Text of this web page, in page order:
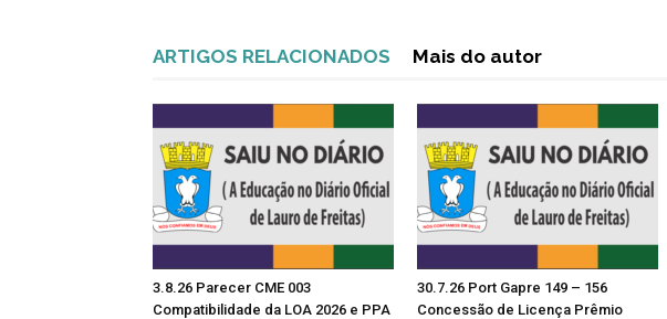
ARTIGOS RELACIONADOS Mais do autor
3.8.26 Parecer CME 003
Compatibilidade da LOA 2026 e PPA
30.7.26 Port Gapre 149 – 156
Concessão de Licença Prêmio